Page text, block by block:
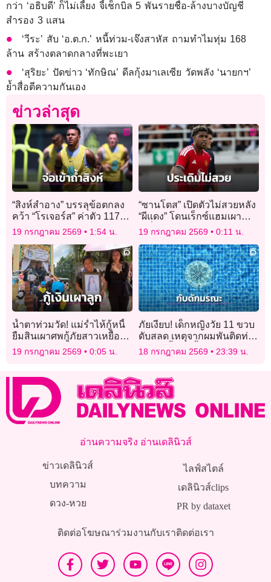
กว่า ‘อธิบดี’ ก็ไม่เลี้ยง จี้เช็กบิล 5 พันรายชื่อ-ล้างบางบัญชี
สำรอง 3 แสน
‘วีระ’ สับ ‘อ.ต.ก.’ หนี้ท่วม-เจ๊งสาหัส ถามทำไมทุ่ม 168
ล้าน สร้างตลาดกลางที่พะเยา
‘สุริยะ’ ปัดข่าว ‘ทักษิณ’ ดีลกุ้งมาเลเซีย วัดพลัง ‘นายกฯ’
ย้ำสื่อตีความกันเอง
ข่าวล่าสุด
“สิงห์สำอาง” บรรลุข้อตกลง
คว้า “โรเจอร์ส” ค่าตัว 117
ล้านปอนด์
19 กรกฎาคม 2569 1:54 น.
“ซานโตส” เปิดตัวไม่สวยหลัง
“ผีแดง” โดนเร็กซ์แฮมเผา
เครื่อง
19 กรกฎาคม 2569 0:11 น.
น้ำตาท่วมวัด! แม่ร่ำไห้กู้หนี้
ยืมสินเผาศพกู้ภัยสาวเหยื่อ
‘โรงเบียร์ ณ ลาดพร้าว’
19 กรกฎาคม 2569 0:05 น.
ภัยเงียบ! เด็กหญิงวัย 11 ขวบ
ดับสลด เหตุจากผมพันติดท่อ
ระบายน้ำจนขึ้นจากก้นสระ
18 กรกฎาคม 2569 23:39 น.
อ่านความจริง อ่านเดลินิวส์
ข่าวเดลินิวส์
บทความ
ดวง-หวย
ไลฟ์สไตล์
เดลินิวส์clips
PR by dataxet
ติดต่อโฆษณาร่วมงานกับเราติดต่อเรา